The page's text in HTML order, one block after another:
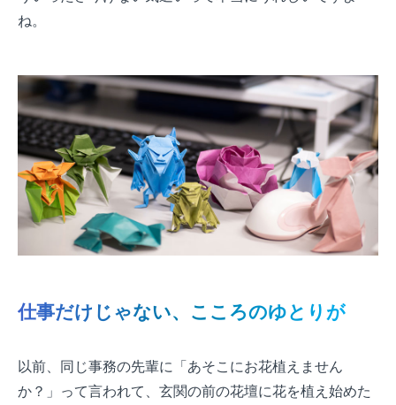
ね。
仕事だけじゃない、こころのゆとりが
以前、同じ事務の先輩に「あそこにお花植えません
か？」って言われて、玄関の前の花壇に花を植え始めた